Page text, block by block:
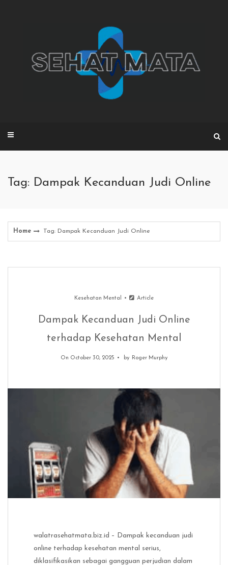
Tag: Dampak Kecanduan Judi Online
Home Tag: Dampak Kecanduan Judi Online
Kesehatan Mental Article
Dampak Kecanduan Judi Online
terhadap Kesehatan Mental
On October 30, 2025 by Roger Murphy
walatrasehatmata.biz.id – Dampak kecanduan judi
online terhadap kesehatan mental serius,
diklasifikasikan sebagai gangguan perjudian dalam